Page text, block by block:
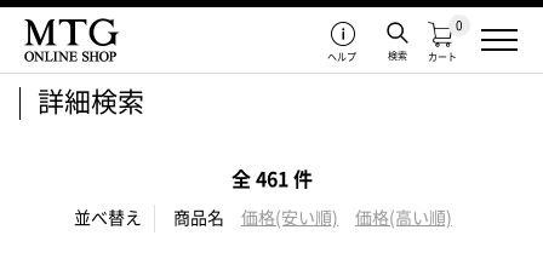
カート
0
検索
ヘルプ
詳細検索
全 461 件
並べ替え 商品名 価格(安い順) 価格(高い順)